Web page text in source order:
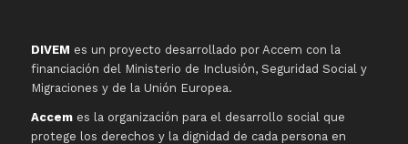
DIVEM es un proyecto desarrollado por Accem con la
financiación del Ministerio de Inclusión, Seguridad Social y
Migraciones y de la Unión Europea.
Accemes la organización para el desarrollo social que
protege los derechos y la dignidad de cada persona en